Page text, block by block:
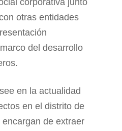
corporativa junto
otras entidades
del desarrollo
en la actualidad
en el distrito de
de extraer